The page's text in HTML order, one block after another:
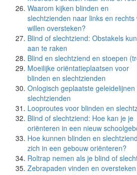
Waarom kijken blinden en
slechtzienden naar links en
willen oversteken?
Blind of slechtziend: Obstakels
aan te raken
Blind en slechtziend en stoepen
Moeilijke oriëntatieplaatsen voor
blinden en slechtzienden
Onlogisch geplaatste
slechtzienden
Looproutes voor blinden en
Blind of slechtziend: Hoe kan je je
oriënteren in een nieuw
Hoe kunnen blinden en
zich in een gebouw oriënteren?
Roltrap nemen als je blind of
Zebrapaden vinden en